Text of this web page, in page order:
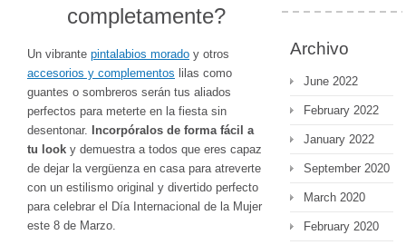
completamente?
Un vibrante pintalabios morado y otros
accesorios y complementos lilas como
guantes o sombreros serán tus aliados
perfectos para meterte en la fiesta sin
desentonar. Incorpóralos de forma fácil a
tu look y demuestra a todos que eres capaz
de dejar la vergüenza en casa para atreverte
con un estilismo original y divertido perfecto
para celebrar el Día Internacional de la Mujer
este 8 de Marzo.
Archivo
June 2022
February 2022
January 2022
September 2020
March 2020
February 2020